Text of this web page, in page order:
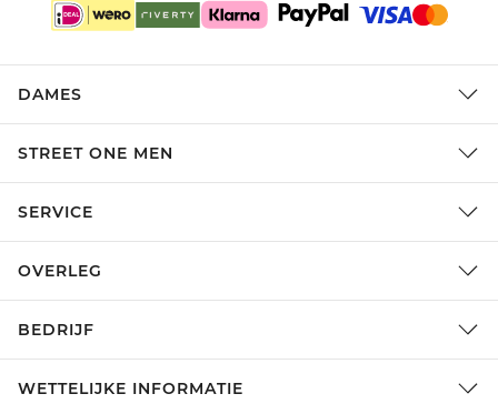
DAMES
STREET ONE MEN
SERVICE
OVERLEG
BEDRIJF
WETTELIJKE INFORMATIE